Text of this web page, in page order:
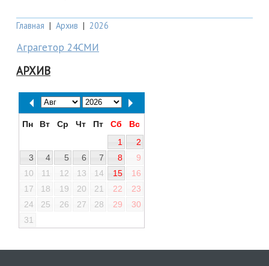
Главная | Архив | 2026
Аграгетор 24СМИ
АРХИВ
Пн Вт Ср Чт Пт Сб
Вс
1
2
3
4 5 6 7 8
9
10
11 12 13 14 15
16
17
18 19 20 21 22
23
24
25 26 27 28 29
30
31